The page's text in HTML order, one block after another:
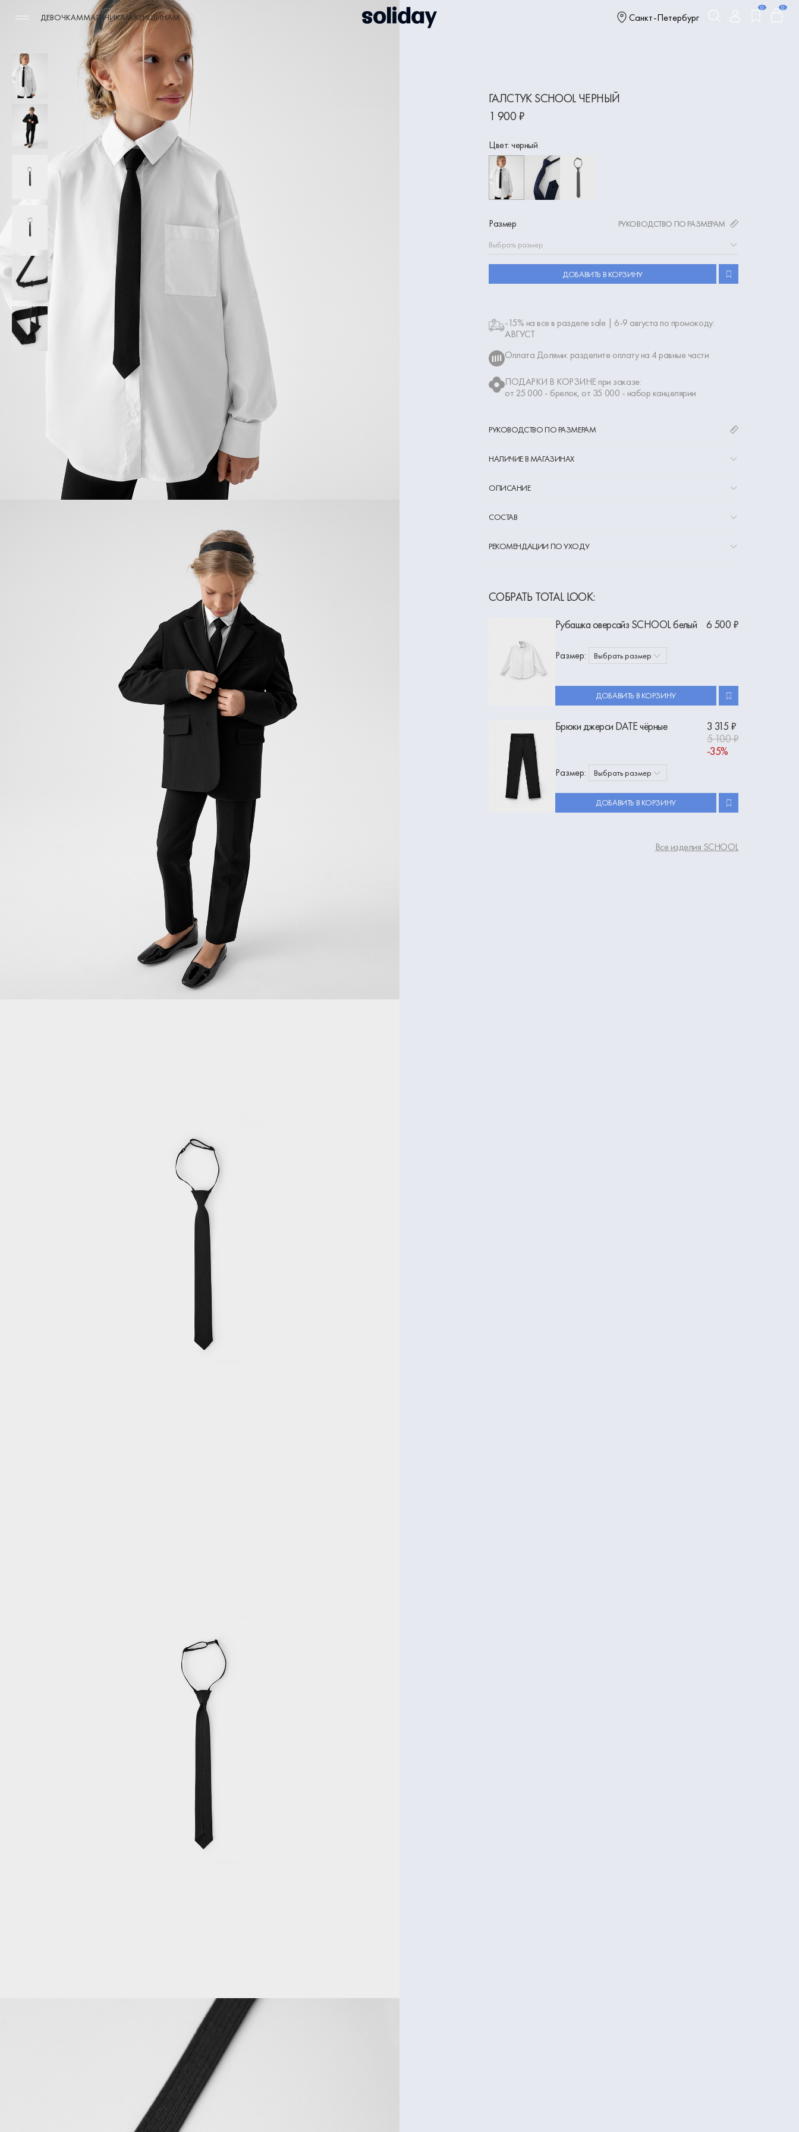
ДЕВОЧКАММАЛЬЧИКАМЖЕНЩИНАМ Санкт-Петербург
0 0
ГАЛСТУК SCHOOL ЧЕРНЫЙ
1 900 ₽
Цвет: черный
Размер
РУКОВОДСТВО ПО РАЗМЕРАМ
Выбрать размер
ДОБАВИТЬ В КОРЗИНУ
-15% на все в разделе sale | 6-9 августа по промокоду:
АВГУСТ
Оплата Долями: разделите оплату на 4 равные части
ПОДАРКИ В КОРЗИНЕ при заказе:
от 25 000 - брелок, от 35 000 - набор канцелярии
РУКОВОДСТВО ПО РАЗМЕРАМ
НАЛИЧИЕ В МАГАЗИНАХ
ОПИСАНИЕ
СОСТАВ
РЕКОМЕНДАЦИИ ПО УХОДУ
СОБРАТЬ TOTAL LOOK:
Рубашка оверсайз SCHOOL белый 6 500 ₽
Размер: Выбрать размер
ДОБАВИТЬ В КОРЗИНУ
Брюки джерси DATE чёрные
3 315 ₽
5 100 ₽
-35%
Размер: Выбрать размер
ДОБАВИТЬ В КОРЗИНУ
Все изделия SCHOOL